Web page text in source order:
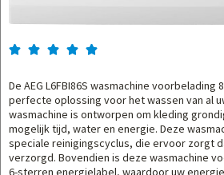
    
De AEG L6FBI86S wasmachine voorbelading
perfecte oplossing voor het wassen van al
wasmachine is ontworpen om kleding
mogelijk tijd, water en energie. Deze
speciale reinigingscyclus, die ervoor zorgt
verzorgd. Bovendien is deze wasmachine
6-sterren energielabel, waardoor uw